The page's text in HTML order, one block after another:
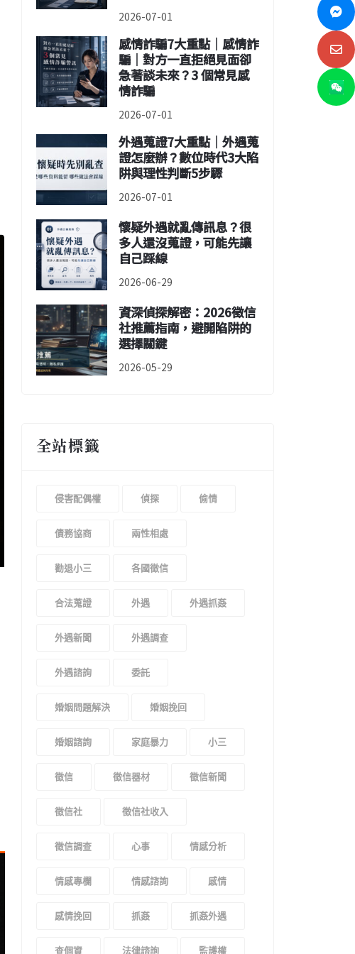
2026-07-01
感情詐騙7大重點｜感情詐
騙｜對方一直拒絕見面卻
急著談未來？3 個常見感
情詐騙
2026-07-01
外遇蒐證7大重點｜外遇蒐
證怎麼辦？數位時代3大陷
阱與理性判斷5步驟
2026-07-01
懷疑外遇就亂傳訊息？很
多人還沒蒐證，可能先讓
自己踩線
2026-06-29
資深偵探解密：2026徵信
社推薦指南，避開陷阱的
選擇關鍵
2026-05-29
全站標籤
侵害配偶權 偵探 偷情
債務協商 兩性相處
勸退小三 各國徵信
合法蒐證 外遇 外遇抓姦
外遇新聞 外遇調查
外遇諮詢 委託
婚姻問題解決 婚姻挽回
婚姻諮詢 家庭暴力 小三
徵信 徵信器材 徵信新聞
徵信社 徵信社收入
徵信調查 心事 情感分析
情感專欄 情感諮詢 感情
感情挽回 抓姦 抓姦外遇
查個資 法律諮詢 監護權